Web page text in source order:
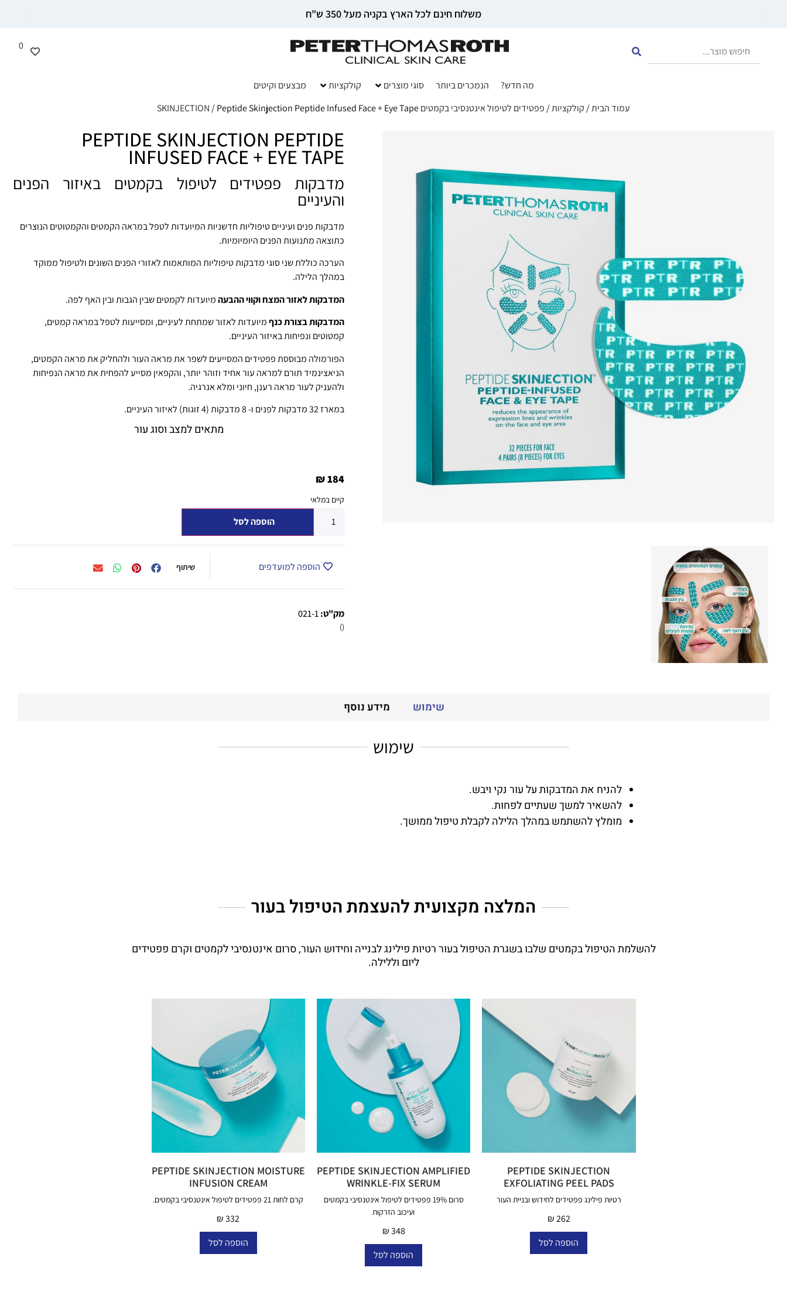
משלוח חינם לכל הארץ בקניה מעל 350 ש"ח
0
מה חדש? הנמכרים ביותר סוגי מוצרים קולקציות
מבצעים וקיטים
עמוד הבית/ קולקציות/ פפטידים לטיפול אינטנסיבי בקמטים SKINJECTION/ Peptide Skinjection Peptide Infused Face + Eye Tape
PEPTIDE SKINJECTION PEPTIDE
INFUSED FACE + EYE TAPE
מדבקות פפטידים לטיפול בקמטים באיזור הפנים
והעיניים
מדבקות פנים ועיניים טיפוליות חדשניות המיועדות לטפל במראה הקמטים והקמטוטים הנוצרים
כתוצאה מתנועות הפנים היומיומיות.
הערכה כוללת שני סוגי מדבקות טיפוליות המותאמות לאזורי הפנים השונים ולטיפול ממוקד
במהלך הלילה.
המדבקות לאזור המצח וקווי ההבעהמיועדות לקמטים שבין הגבות ובין האף לפה.
המדבקות בצורת כנףמיועדות לאזור שמתחת לעיניים, ומסייעות לטפל במראה קמטים,
קמטוטים ונפיחות באיזור העיניים.
הפורמולה מבוססת פפטידים המסייעים לשפר את מראה העור ולהחליק את מראה הקמטים,
הניאצינמיד תורם למראה עור אחיד וזוהר יותר, והקפאין מסייע להפחית את מראה הנפיחות
ולהעניק לעור מראה רענן, חיוני ומלא אנרגיה.
במארז 32 מדבקות לפנים ו- 8 מדבקות (4 זוגות) לאיזור העיניים.
מתאים למצב וסוג עור
₪184
קיים במלאי
הוספה לסל
הוספה למועדפים שיתוף
מק"ט:021-1
()
שימוש מידע נוסף
שימוש
להניח את המדבקות על עור נקי ויבש.
להשאיר למשך שעתיים לפחות.
מומלץ להשתמש במהלך הלילה לקבלת טיפול ממושך.
המלצה מקצועית להעצמת הטיפול בעור
להשלמת הטיפול בקמטים שלבו בשגרת הטיפול בעור רטיות פילינג לבנייה וחידוש העור, סרום אינטנסיבי לקמטים וקרם פפטידים
ליום וללילה.
PEPTIDE SKINJECTION
EXFOLIATING PEEL PADS
₪262
רטיות פילינג פפטידים לחידוש ובניית העור
הוספה לסל
PEPTIDE SKINJECTION AMPLIFIED
WRINKLE-FIX SERUM
₪348
סרום 19% פפטידים לטיפול אינטנסיבי בקמטים
ועיכוב הזרקות
הוספה לסל
PEPTIDE SKINJECTION MOISTURE
INFUSION CREAM
₪332
קרם לחות 21 פפטידים לטיפול אינטנסיבי בקמטים.
הוספה לסל